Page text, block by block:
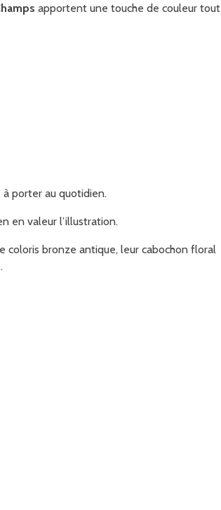
apportent une touche de couleur tout
porter au quotidien.
en valeur l’illustration.
coloris bronze antique, leur cabochon floral